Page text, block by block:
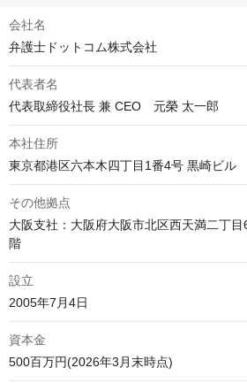
会社名
弁護士ドットコム株式会社
代表者名
本社住所
その他拠点
大阪支社：大阪府大阪市北区西天満二丁
設立
資本金
500百万円(2026年3月末時点)